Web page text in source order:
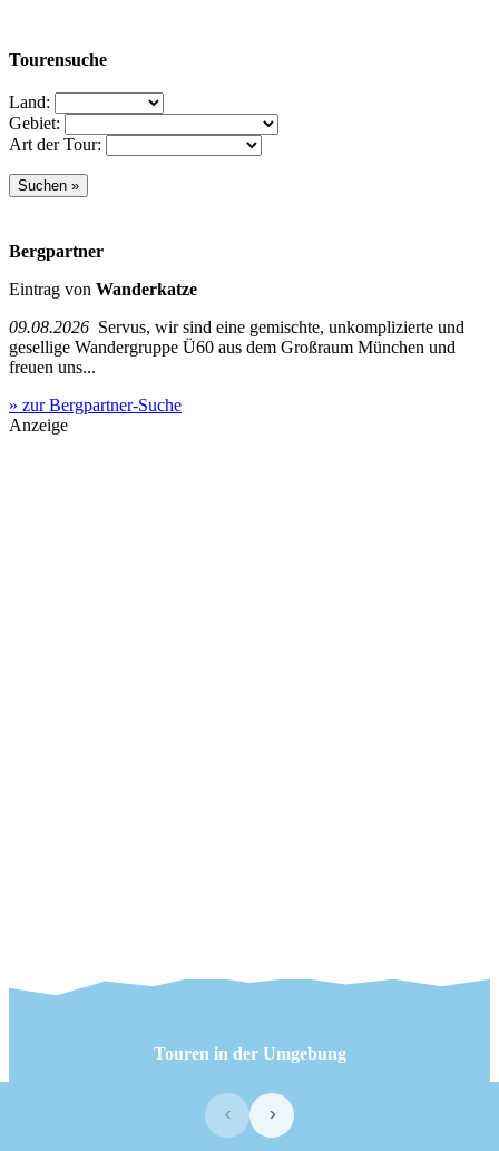
Tourensuche
Land:
Gebiet:
Art der Tour:
Bergpartner
Eintrag von Wanderkatze
09.08.2026 Servus, wir sind eine gemischte, unkomplizierte und
gesellige Wandergruppe Ü60 aus dem Großraum München und
freuen uns...
» zur Bergpartner-Suche
Anzeige
Touren in der Umgebung
‹ ›